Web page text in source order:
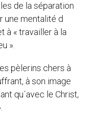
de la séparation
une mentalité d
à « travailler à la
».
pèlerins chers à
à son image
qu´avec le Christ,